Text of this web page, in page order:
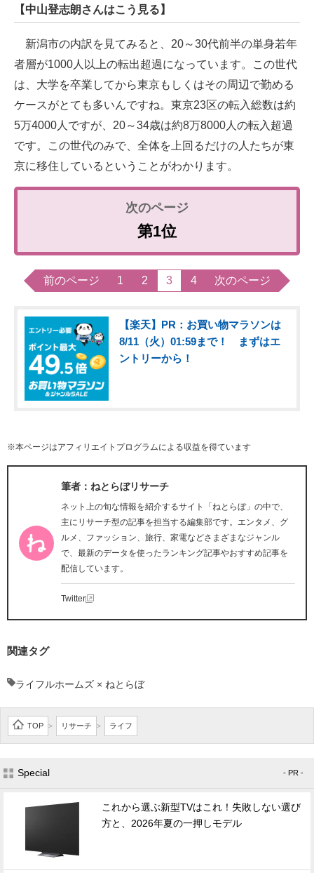
【中山登志朗さんはこう見る】
新潟市の内訳を見てみると、20～30代前半の単身若年
者層が1000人以上の転出超過になっています。この世代
は、大学を卒業してから東京もしくはその周辺で勤める
ケースがとても多いんですね。東京23区の転入総数は約
5万4000人ですが、20～34歳は約8万8000人の転入超過
です。この世代のみで、全体を上回るだけの人たちが東
京に移住しているということがわかります。
第1位
前のページ 1 2 3 4 次のページ
【楽天】PR：お買い物マラソンは
8/11（火）01:59まで！ まずはエ
ントリーから！
※本ページはアフィリエイトプログラムによる収益を得ています
筆者：ねとらぼリサーチ
ネット上の旬な情報を紹介するサイト「ねとらぼ」の中で、
主にリサーチ型の記事を担当する編集部です。エンタメ、グ
ルメ、ファッション、旅行、家電などさまざまなジャンル
で、最新のデータを使ったランキング記事やおすすめ記事を
配信しています。
Twitter
関連タグ
ライフルホームズ × ねとらぼ
TOP > リサーチ > ライフ
Special - PR -
これから選ぶ新型TVはこれ！失敗しない選び
方と、2026年夏の一押しモデル